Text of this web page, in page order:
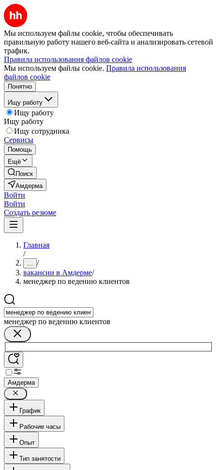
Мы используем файлы cookie, чтобы обеспечивать
правильную работу нашего веб-сайта и анализировать сетевой
трафик.
Правила использования файлов cookie
Мы используем файлы cookie. Правила использования
файлов cookie
Понятно
Ищу работу
Ищу работу
Ищу работу
Ищу сотрудника
Сервисы
Помощь
Ещё
Поиск
Амдерма
Войти
Войти
Создать резюме
Главная
/
... /
вакансии в Амдерме/
менеджер по ведению клиентов
менеджер по ведению клиентов
Амдерма
График
Рабочие часы
Опыт
Тип занятости